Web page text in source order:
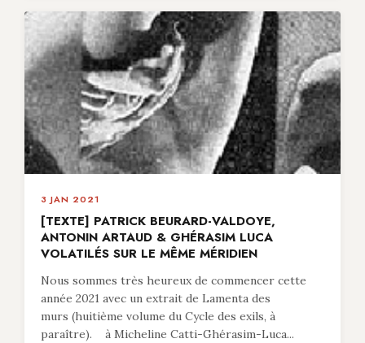
3 JAN 2021
[TEXTE] PATRICK BEURARD-VALDOYE,
ANTONIN ARTAUD & GHÉRASIM LUCA
VOLATILÉS SUR LE MÊME MÉRIDIEN
Nous sommes très heureux de commencer cette
année 2021 avec un extrait de Lamenta des
murs (huitième volume du Cycle des exils, à
paraître). à Micheline Catti-Ghérasim-Luca...